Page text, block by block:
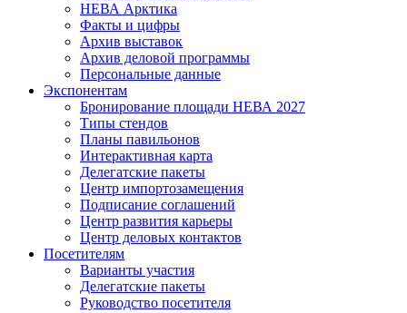
НЕВА Арктика
Факты и цифры
Архив выставок
Архив деловой программы
Персональные данные
Экспонентам
Бронирование площади НЕВА 2027
Типы стендов
Планы павильонов
Интерактивная карта
Делегатские пакеты
Центр импортозамещения
Подписание соглашений
Центр развития карьеры
Центр деловых контактов
Посетителям
Варианты участия
Делегатские пакеты
Руководство посетителя